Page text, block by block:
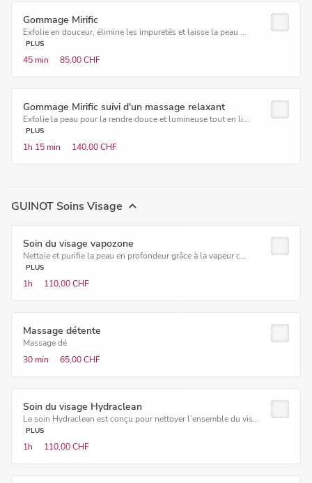
Gommage Mirific
Exfolie en douceur, élimine les impuretés et laisse la peau ...
PLUS
45 min 85,00 CHF
Gommage Mirific suivi d'un massage relaxant
Exfolie la peau pour la rendre douce et lumineuse tout en li...
PLUS
1h 15 min 140,00 CHF
GUINOT Soins Visage
Soin du visage vapozone
Nettoie et purifie la peau en profondeur grâce à la vapeur c...
PLUS
1h 110,00 CHF
Massage détente
Massage dé
30 min
65,00 CHF
Soin du visage Hydraclean
Le soin Hydraclean est conçu pour nettoyer l’ensemble du vis...
PLUS
1h 110,00 CHF